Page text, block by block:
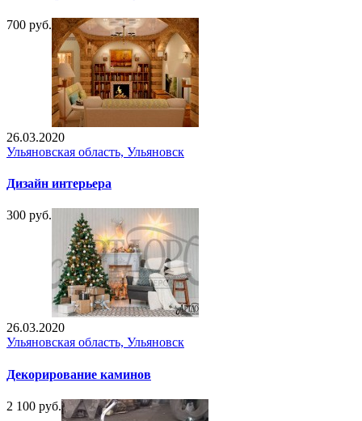
700 руб.
26.03.2020
Ульяновская область, Ульяновск
Дизайн интерьера
300 руб.
26.03.2020
Ульяновская область, Ульяновск
Декорирование каминов
2 100 руб.